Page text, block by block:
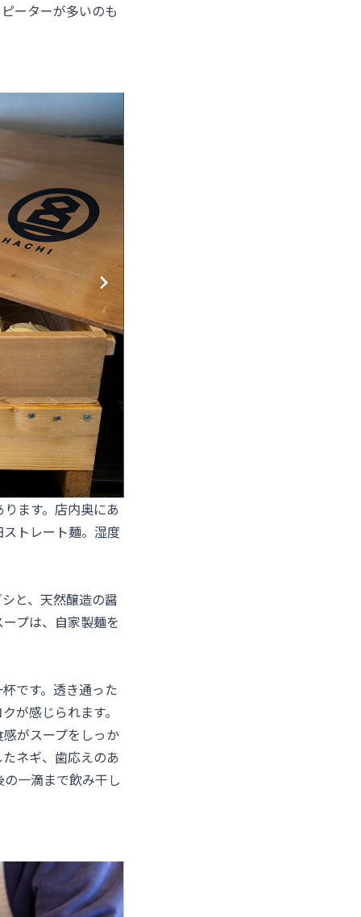
ーターが多いのも
ます。店内奥にあ
トレート麺。湿度
と、天然醸造の醤
プは、自家製麺を
です。透き通った
が感じられます。
がスープをしっか
ネギ、歯応えのあ
一滴まで飲み干し